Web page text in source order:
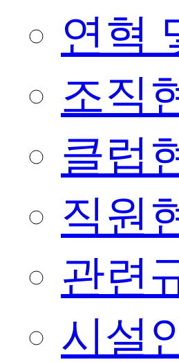
연혁
조직
클럽
직원
관련
시설